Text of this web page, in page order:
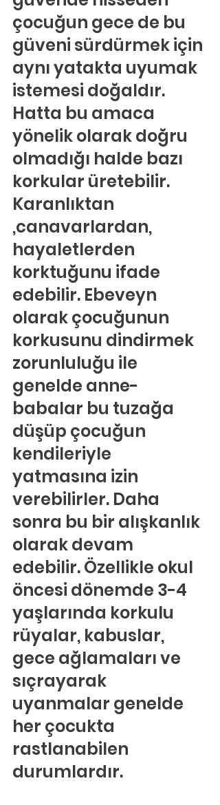
çocuğun gece de bu
güveni sürdürmek için
aynı yatakta uyumak
istemesi doğaldır.
Hatta bu amaca
yönelik olarak doğru
olmadığı halde bazı
korkular üretebilir.
Karanlıktan
,canavarlardan,
hayaletlerden
korktuğunu ifade
edebilir. Ebeveyn
olarak çocuğunun
korkusunu dindirmek
zorunluluğu ile
genelde anne-
babalar bu tuzağa
düşüp çocuğun
kendileriyle
yatmasına izin
verebilirler. Daha
sonra bu bir alışkanlık
olarak devam
edebilir. Özellikle okul
öncesi dönemde 3-4
yaşlarında korkulu
rüyalar, kabuslar,
gece ağlamaları ve
sıçrayarak
uyanmalar genelde
her çocukta
rastlanabilen
durumlardır.